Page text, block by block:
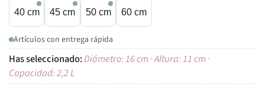
40 cm 45 cm 50 cm 60 cm
Artículos con entrega rápida
Diámetro: 16 cm · Altura: 11 cm ·
Capacidad: 2,2 L